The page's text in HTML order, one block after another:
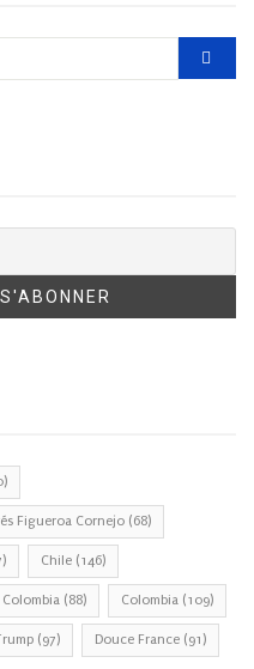
Figueroa Cornejo (68)
Chile (146)
Colombia (88) Colombia (109)
(97) Douce France (91)